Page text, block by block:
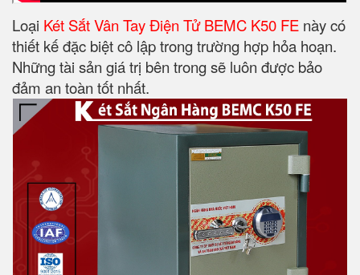
Loại Két Sắt Vân Tay Điện Tử BEMC K50 FE này có
thiết kế đặc biệt cô lập trong trường hợp hỏa hoạn.
Những tài sản giá trị bên trong sẽ luôn được bảo
đảm an toàn tốt nhất.